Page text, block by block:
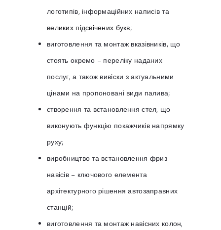
логотипів, інформаційних написів та
великих підсвічених букв;
виготовлення та монтаж вказівників, що
стоять окремо – переліку наданих
послуг, а також вивіски з актуальними
цінами на пропоновані види палива;
створення та встановлення стел, що
виконують функцію покажчиків напрямку
руху;
виробництво та встановлення фриз
навісів – ключового елемента
архітектурного рішення автозаправних
станцій;
виготовлення та монтаж навісних колон,